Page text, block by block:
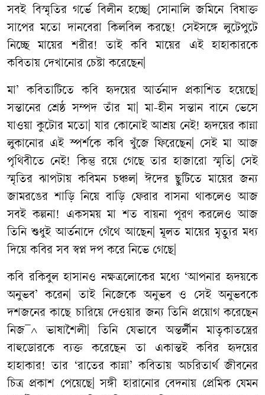
সবই বিস্মৃতির গর্ভে বিলীন হচ্ছে| সোনালি জমিনে বিষাক্ত
সাপের মতো দানবেরা কিলবিল করছে! সেইসঙ্গে লুটেপুটে
নিচ্ছে মায়ের শরীর! তাই কবি মায়ের এই হাহাকারকে
কবিতায় দেখানোর চেষ্টা করেছেন|
মা’ কবিতাটিতে কবি হৃদয়ের আর্তনাদ প্রকাশিত হয়েছে|
সন্তানের শ্রেষ্ঠ সম্পদ তাঁর মা| মা-হীন সন্তান বানে ভেসে
যাওয়া কুটোর মতো| যার কোনোই আশ্রয় নেই! হৃদয়ের কান্না
লুকানোর এই স্পর্শকে কবি খুঁজে ফিরেছেন| সেই মা আজ
পৃথিবীতে নেই! কিন্তু রয়ে গেছে তার হাজারো স্মৃতি| সেই
স্মৃতির ঝাপটায় কবিমন চঞ্চল| ঈদের ছুটিতে মায়ের জন্য
জামরঙের শাড়ি নিয়ে বাড়ি ফেরার বাসনা থাকলেও আজ
সবই কল্পনা! একসময় মা শত বায়না পূরণ করলেও আজ
তিনি শুধুই আর্তনাদে গেঁথে আছেন| মূলত মায়ের মৃত্যুর মধ্য
দিয়ে কবির সব স্বপ্ন দপ করে নিভে গেছে|
কবি রকিবুল হাসানও নক্ষত্রলোকের মধ্যে ‘আপনার হৃদয়কে
অনুভব’ করেন| তাই নিজেকে অনুভব ও সেই অনুভবকে
দশজনের কাছে চারিয়ে দেওয়ার জন্য তিনি প্রয়োগ করেছেন
নিজ¯^ ভাষাশৈলী| তিনি যেভাবে অন্তর্লীন মাতৃকাতন্ত্রের
বাহুডোরকে ব্যক্ত করেছেন তা একান্তই কবির হৃদয়ের
হাহাকার! তার ‘রাতের কান্না’ কবিতায় অচরিতার্থ জীবনের
চিত্র প্রকাশ পেয়েছে| সঙ্গী হারানোর বেদনায় প্রেমিক যেমন